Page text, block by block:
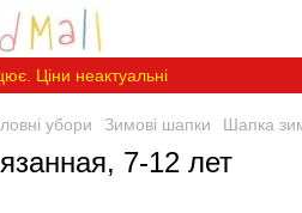
Ціни неактуальні
убори Зимові шапки Шапка
7-12 лет